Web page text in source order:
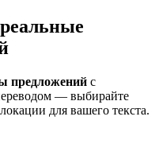
предложений с
— выбирайте
для вашего текста.